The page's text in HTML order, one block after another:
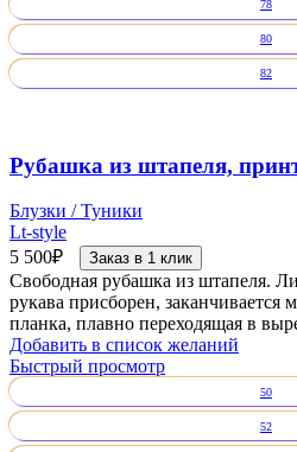
78
80
82
Рубашка из штапеля,
Блузки / Туники
Lt-style
5 500₽ Заказ в 1 клик
Свободная рубашка из штапеля.
рукава присборен,
планка, плавно переходящая в
Добавить в список желаний
Быстрый просмотр
50
52